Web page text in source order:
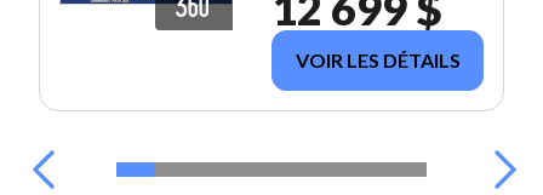
VOIR LES DÉTAILS